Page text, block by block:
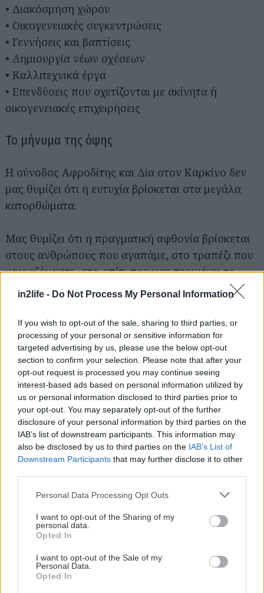
in2life - Do Not Process My Personal Information
If you wish to opt-out of the sale, sharing to third parties, or
processing of your personal or sensitive information for
targeted advertising by us, please use the below opt-out
section to confirm your selection. Please note that after your
opt-out request is processed you may continue seeing
interest-based ads based on personal information utilized by
us or personal information disclosed to third parties prior to
your opt-out. You may separately opt-out of the further
disclosure of your personal information by third parties on the
IAB’s list of downstream participants. This information may
also be disclosed by us to third parties on the IAB’s List of
Downstream Participants that may further disclose it to other
Please note that this website/app uses one or more Google
not limited to your visit or usage behaviour. You may click to
grant or deny consent to Google and its third-party tags to
use your data for below specified purposes in below Google
consent section.
Personal Data Processing Opt Outs
I want to opt-out of the Sharing of my
personal data.
Opted In
I want to opt-out of the Sale of my
Personal Data.
Opted In
• Διακόσμηση χώρου
• Οικογενειακές συγκεντρώσεις
• Γεννήσεις και βαπτίσεις
• Δημιουργία νέων σχέσεων
• Καλλιτεχνικά έργα
• Επενδύσεις που σχετίζονται με ακίνητα ή
οικογενειακές επιχειρήσεις
Το μήνυμα της όψης
Η σύνοδος Αφροδίτης και Δία στον Καρκίνο δεν
μας θυμίζει ότι η ευτυχία βρίσκεται στα μεγάλα
κατορθώματα.
Μας θυμίζει ότι η πραγματική αφθονία βρίσκεται
στους ανθρώπους που αγαπάμε, στο τραπέζι που
μοιραζόμαστε, στο σπίτι που μας περιμένει το
βράδυ και στις αγκαλιές που μας κάνουν να
Και ίσως αυτή να είναι η μεγαλύτερη ευλογία από
όλες.
Στις 9 Ιουνίου 2026 ο ουρανός δεν υπόσχεται
θαύματα.
Υπενθυμίζει όμως κάτι πολύ σημαντικό:
κόσμου.
για...